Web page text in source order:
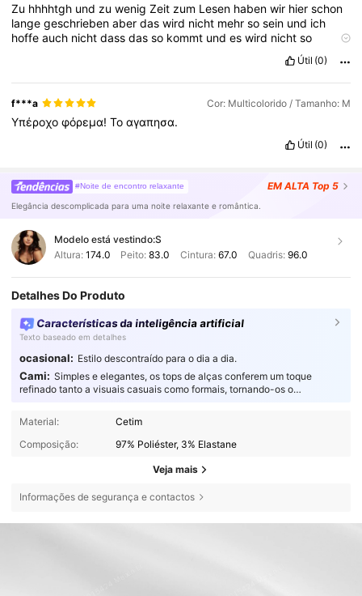
Zu hhhhtgh und zuwenigZeit zum Lesen habenwir hierschon
langegeschriebenaberdaswird nicht mehrsosein und ich
hoffeauch nichtdassdasso kommt undeswird nichtso
ich
aberdas wird
sichdannauchw
Útil (0)
f***a Cor: Multicolorido / Tamanho: M
Υπέροχοφόρεμα!Τοαγαπησα.
Útil (0)
#Noite de encontro relaxante EM ALTA Top 5
Elegância descomplicada para uma noite relaxante e romântica.
Modelo está vestindo:S
Altura: 174.0 Peito:83.0 Cintura: 67.0 Quadris: 96.0
Detalhes Do Produto
Características da inteligência artificial
Texto baseado em detalhes
ocasional: Estilo descontraído para o dia a dia.
Cami: Simples e elegantes, os tops de alças conferem um toque
refinado tanto a visuais casuais como formais, tornando-os o
Material:
Cetim
Composição:
97% Poliéster, 3% Elastane
Veja mais
Informações de segurança e contactos